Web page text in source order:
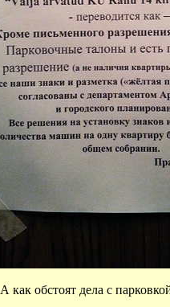
А как обстоят дела с